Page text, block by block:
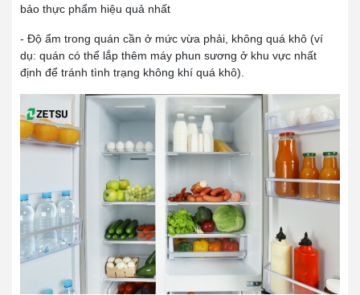
bảo thực phẩm hiệu quả nhất
- Độ ẩm trong quán cần ở mức vừa phải, không quá khô (ví
dụ: quán có thể lắp thêm máy phun sương ở khu vực nhất
định để tránh tình trạng không khí quá khô).